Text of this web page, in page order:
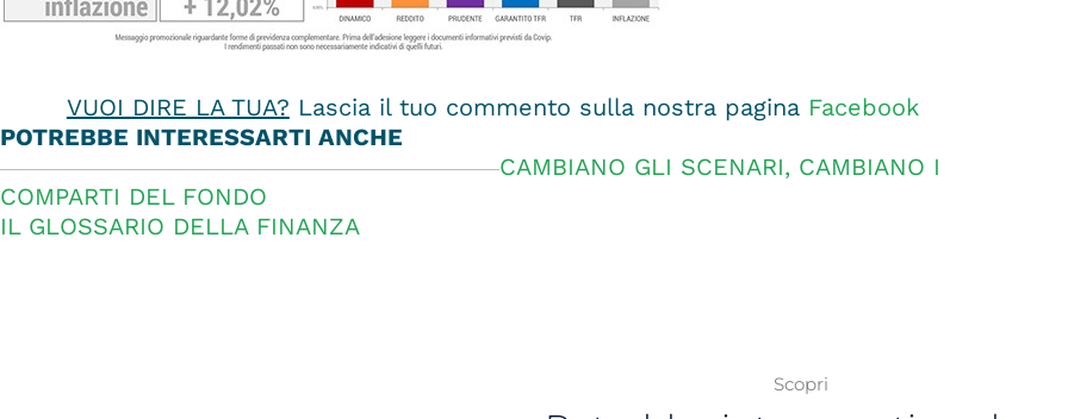
VUOI DIRE LA TUA? Lascia il tuo commento sulla nostra pagina Facebook
POTREBBE INTERESSARTI ANCHE
CAMBIANO GLI SCENARI, CAMBIANO I
COMPARTI DEL FONDO
IL GLOSSARIO DELLA FINANZA
Scopri